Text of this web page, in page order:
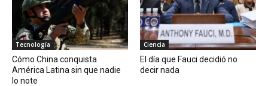
Tecnología
Cómo China conquista
América Latina sin que nadie
lo note
Ciencia
El día que Fauci decidió no
decir nada